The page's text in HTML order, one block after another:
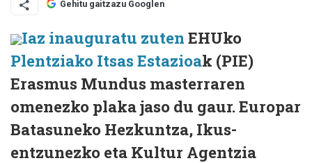
Gehitu gaitzazu Googlen
Iaz inauguratu zuten EHUko
Plentziako Itsas Estazioak (PIE)
Erasmus Mundus masterraren
omenezko plaka jaso du gaur. Europar
Batasuneko Hezkuntza, Ikus-
entzunezko eta Kultur Agentzia